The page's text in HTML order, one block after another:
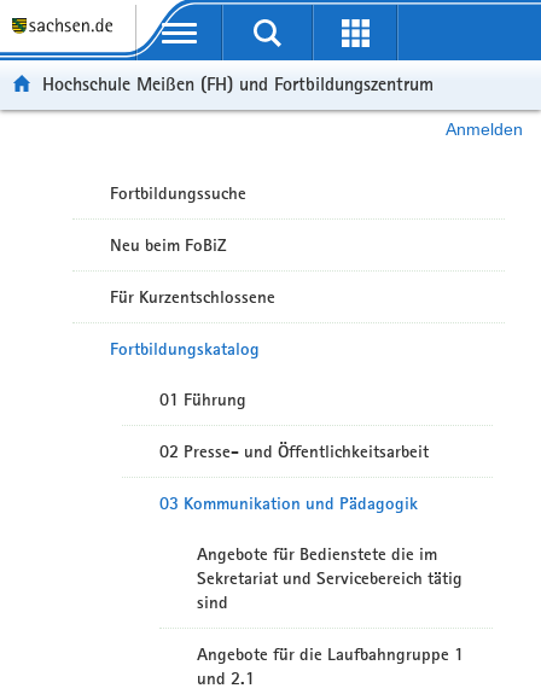
Portalübergreifende Navigation
Hochschule Meißen (FH) und Fortbildungszentrum
Anmelden
Fortbildungssuche
Neu beim FoBiZ
Für Kurzentschlossene
Fortbildungskatalog
01 Führung
02 Presse- und Öffentlichkeitsarbeit
03 Kommunikation und Pädagogik
Angebote für Bedienstete die im
Sekretariat und Servicebereich tätig
sind
Angebote für die Laufbahngruppe 1
und 2.1